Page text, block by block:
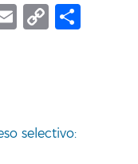
Email
Copy
selectivo: